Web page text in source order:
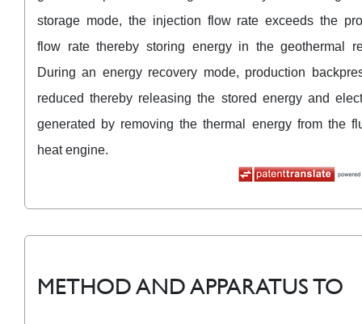
storage mode, the injection flow rate exceeds the
flow rate thereby storing energy in the geothermal
During an energy recovery mode, production
reduced thereby releasing the stored energy and
generated by removing the thermal energy from the
heat engine.
METHOD AND APPARATUS TO